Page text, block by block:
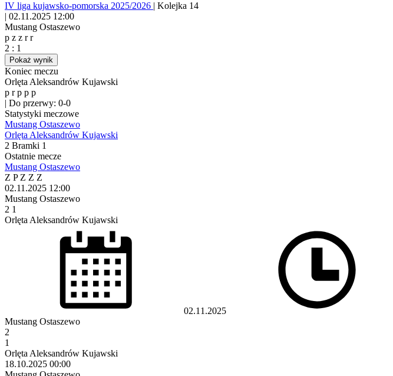
IV liga kujawsko-pomorska 2025/2026 | Kolejka 14
| 02.11.2025 12:00
Mustang Ostaszewo
p z z rr
2 : 1
Pokaż wynik
Koniec meczu
Orlęta Aleksandrów Kujawski
p rp p p
| Do przerwy: 0-0
Statystyki meczowe
Mustang Ostaszewo
Orlęta Aleksandrów Kujawski
2 Bramki 1
Ostatnie mecze
Mustang Ostaszewo
Z PZ Z Z
02.11.2025 12:00
Mustang Ostaszewo
2 1
Orlęta Aleksandrów Kujawski
02.11.2025
Mustang Ostaszewo
2
1
Orlęta Aleksandrów Kujawski
18.10.2025 00:00